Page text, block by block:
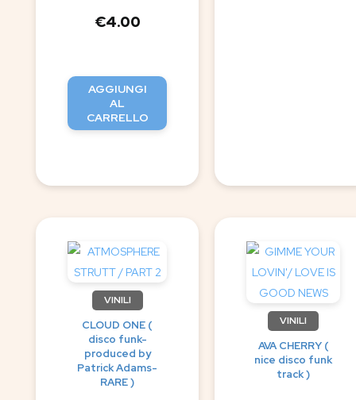
€4.00
AGGIUNGI
AL
CARRELLO
VINILI
CLOUD ONE (
disco funk-
produced by
Patrick Adams-
RARE )
VINILI
AVA CHERRY (
nice disco funk
track )